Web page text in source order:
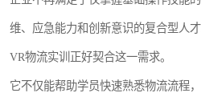
维、应急能力和创新意识的复合型人才
VR物流实训正好契合这一需求。
它不仅能帮助学员快速熟悉物流流程